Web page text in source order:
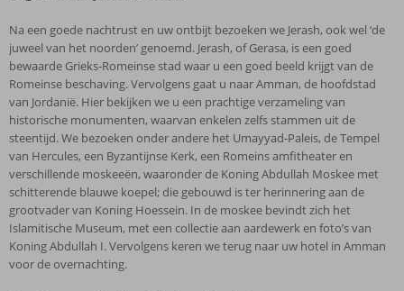
Na een goede nachtrust en uw ontbijt bezoeken we Jerash, ook wel ‘de
juweel van het noorden’ genoemd. Jerash, of Gerasa, is een goed
bewaarde Grieks-Romeinse stad waar u een goed beeld krijgt van de
Romeinse beschaving. Vervolgens gaat u naar Amman, de hoofdstad
van Jordanië. Hier bekijken we u een prachtige verzameling van
historische monumenten, waarvan enkelen zelfs stammen uit de
steentijd. We bezoeken onder andere het Umayyad-Paleis, de Tempel
van Hercules, een Byzantijnse Kerk, een Romeins amfitheater en
verschillende moskeeën, waaronder de Koning Abdullah Moskee met
schitterende blauwe koepel; die gebouwd is ter herinnering aan de
grootvader van Koning Hoessein. In de moskee bevindt zich het
Islamitische Museum, met een collectie aan aardewerk en foto’s van
Koning Abdullah I. Vervolgens keren we terug naar uw hotel in Amman
voor de overnachting.